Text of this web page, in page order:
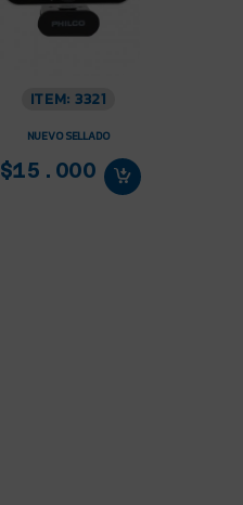
ITEM: 3321
NUEVO SELLADO
$15.000